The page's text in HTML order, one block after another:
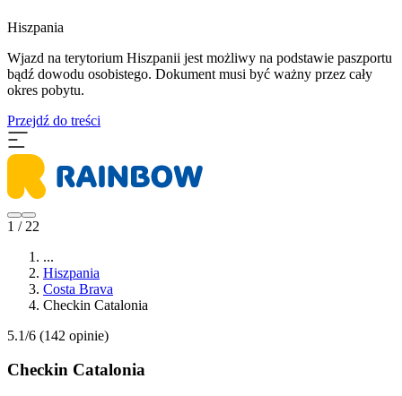
Hiszpania
​Wjazd na terytorium Hiszpanii jest możliwy na podstawie paszportu
bądź dowodu osobistego. Dokument musi być ważny przez cały
okres pobytu.
Przejdź do treści
1 / 22
...
Hiszpania
Costa Brava
Checkin Catalonia
5.1/6 (142 opinie)
Checkin Catalonia